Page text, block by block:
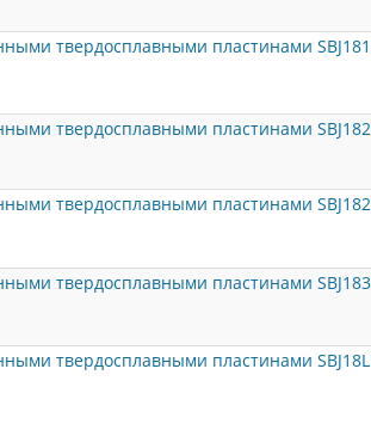
твердосплавными пластинами
твердосплавными пластинами
твердосплавными пластинами
твердосплавными пластинами
твердосплавными пластинами